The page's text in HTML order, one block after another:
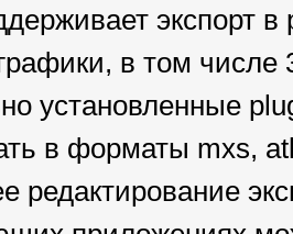
экспорт
в том числе
установленные
в форматы mxs,
редактирование